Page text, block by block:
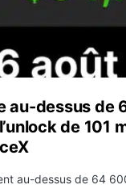
au-dessus de
de 101
au-dessus de 64